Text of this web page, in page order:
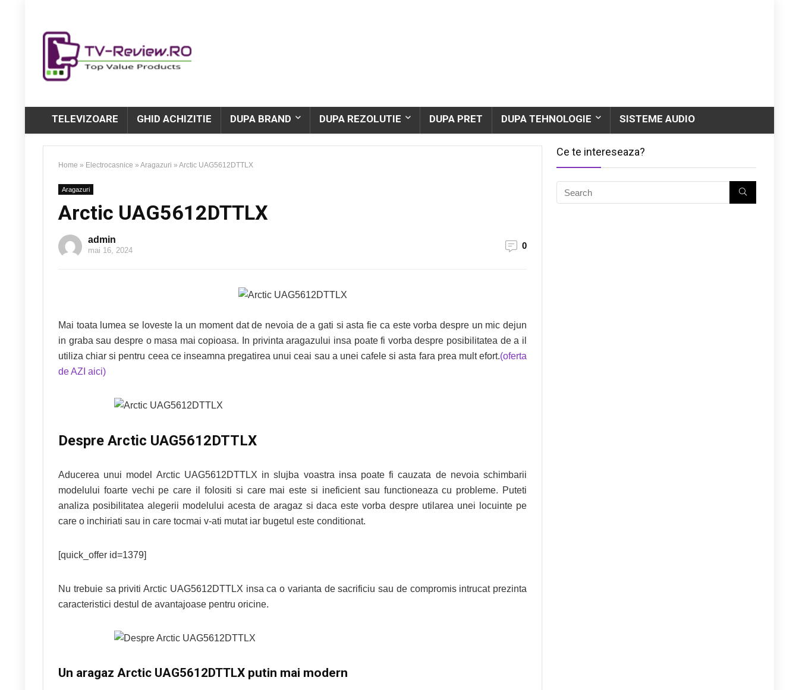
TELEVIZOARE GHID ACHIZITIE DUPA BRAND DUPA REZOLUTIE DUPA PRET DUPA TEHNOLOGIE SISTEME AUDIO
Home » Electrocasnice » Aragazuri » Arctic UAG5612DTTLX
Aragazuri
Arctic UAG5612DTTLX
admin
mai 16, 2024 0
Mai toata lumea se loveste la un moment dat de nevoia de a gati si asta fie ca este vorba despre un mic dejun
in graba sau despre o masa mai copioasa. In privinta aragazului insa poate fi vorba despre posibilitatea de a il
utiliza chiar si pentru ceea ce inseamna pregatirea unui ceai sau a unei cafele si asta fara prea mult efort.(oferta
de AZI aici)
Despre Arctic UAG5612DTTLX
Aducerea unui model Arctic UAG5612DTTLX in slujba voastra insa poate fi cauzata de nevoia schimbarii
modelului foarte vechi pe care il folositi si care mai este si ineficient sau functioneaza cu probleme. Puteti
analiza posibilitatea alegerii modelului acesta de aragaz si daca este vorba despre utilarea unei locuinte pe
care o inchiriati sau in care tocmai v-ati mutat iar bugetul este conditionat.
[quick_offer id=1379]
Nu trebuie sa priviti Arctic UAG5612DTTLX insa ca o varianta de sacrificiu sau de compromis intrucat prezinta
caracteristici destul de avantajoase pentru oricine.
Un aragaz Arctic UAG5612DTTLX putin mai modern
Ce te intereseaza?